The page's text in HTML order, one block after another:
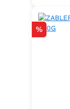
Rabatt
%